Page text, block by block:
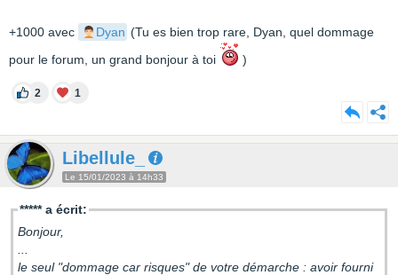
+1000 avec Dyan (Tu es bien trop rare, Dyan, quel dommage
pour le forum, un grand bonjour à toi
)
2 1
Libellule_
Le 15/01/2023 à 14h33
***** a écrit:
Bonjour,
le seul "dommage car risques" de votre démarche : avoir fourni